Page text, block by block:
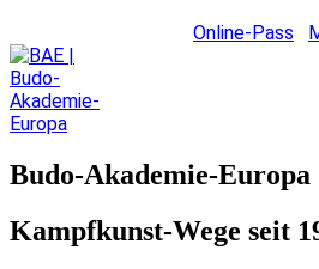
Online-Pass
Budo-Akademie-Europa
Kampfkunst-Wege seit